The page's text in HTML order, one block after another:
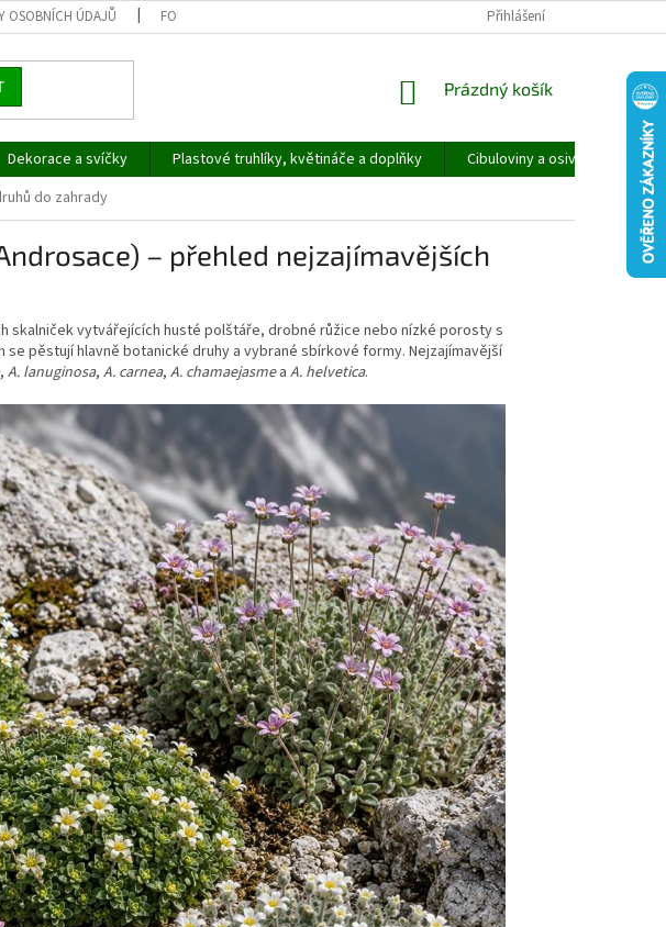
OSOBNÍCH ÚDAJŮ FORMULÁŘ PRO UPLATNĚNÍ REKLAMACE REKLAMAČNÍ ŘÁD
Přihlášení
NÁKUPNÍ
Prázdný košík
Dekorace a svíčky Plastové truhlíky, květináče a doplňky Cibuloviny a osivo
do zahrady
– přehled nejzajímavějších
skalniček vytvářejících husté polštáře, drobné růžice nebo nízké porosty s
pěstují hlavně botanické druhy a vybrané sbírkové formy. Nejzajímavější
, A. lanuginosa, A. carnea, A. chamaejasmea A. helvetica.